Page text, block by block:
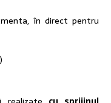
în direct pentru